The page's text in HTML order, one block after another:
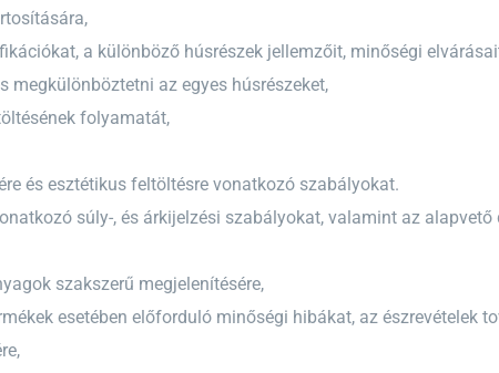
a különböző húsrészek jellemzőit, minőségi
megkülönböztetni az egyes húsrészeket,
folyamatát,
és esztétikus feltöltésre vonatkozó szabályokat.
súly-, és árkijelzési szabályokat, valamint az
szakszerű megjelenítésére,
esetében előforduló minőségi hibákat, az észrevételek